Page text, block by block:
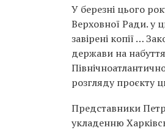
У березні цього
Верховної Ради. у
завірені копії …
держави на
розгляду проєкту
Представники
укладенню